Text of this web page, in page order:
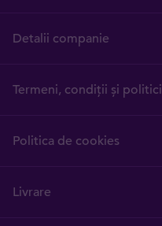
Detalii companie
Termeni, condiții și politici
Politica de cookies
Livrare